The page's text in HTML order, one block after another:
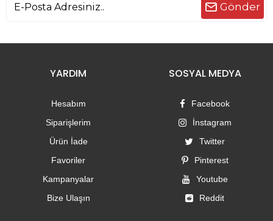
Gönder
YARDIM
Hesabım
Siparişlerim
Ürün İade
Favoriler
Kampanyalar
Bize Ulaşın
SOSYAL MEDYA
Facebook
İnstagram
Twitter
Pinterest
Youtube
Reddit